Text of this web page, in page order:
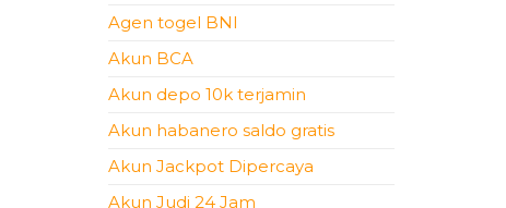
Agen togel BNI
Akun BCA
Akun depo 10k terjamin
Akun habanero saldo gratis
Akun Jackpot Dipercaya
Akun Judi 24 Jam